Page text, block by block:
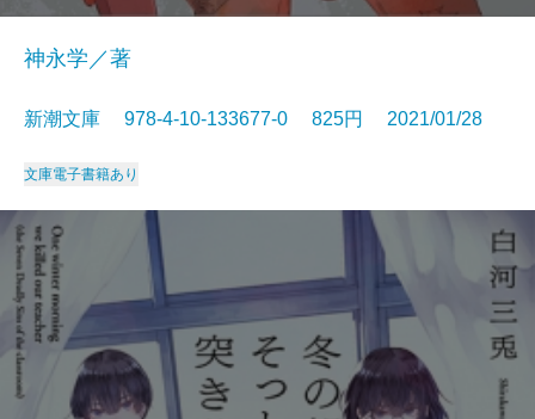
神永学／著
新潮文庫 978-4-10-133677-0 825円 2021/01/28
文庫電子書籍あり